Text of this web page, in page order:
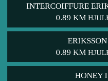
INTERCOIFFURE
0.89 KM
0.89 KM
HONEY